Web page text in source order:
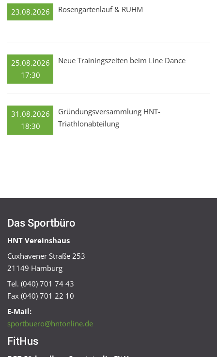
23.08.2026 Rosengartenlauf & RUHM
25.08.2026
17:30
Neue Trainingszeiten beim Line Dance
31.08.2026
18:30
Gründungsversammlung HNT-
Triathlonabteilung
Das Sportbüro
HNT Vereinshaus
Cuxhavener Straße 253
21149 Hamburg
Tel. (040) 701 74 43
Fax (040) 701 22 10
E-Mail:
sportbuero@hntonline.de
FitHus